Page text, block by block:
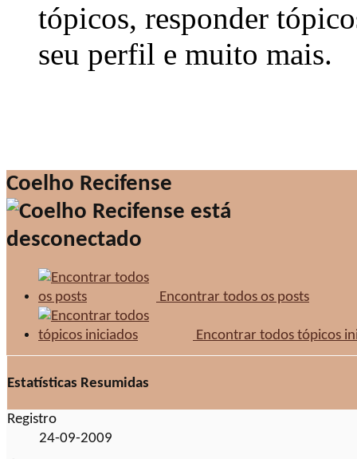
tópicos, responder
seu perfil e muito mais.
Coelho Recifense
Encontrar todos os posts
Encontrar todos tópicos
Estatísticas Resumidas
Registro
24-09-2009